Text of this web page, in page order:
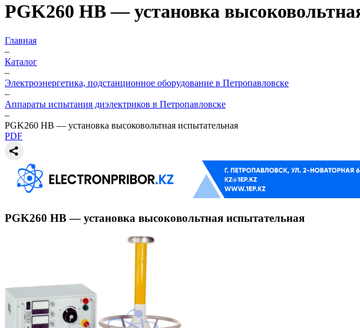
PGK260 HB — установка
Главная
–
Каталог
–
Электроэнергетика, подстанционное оборудование в Петропавловске
–
Аппараты испытания диэлектриков в Петропавловске
–
PGK260 HB — установка высоковольтная испытательная
PDF
PGK260 HB — установка высоковольтная испытательная